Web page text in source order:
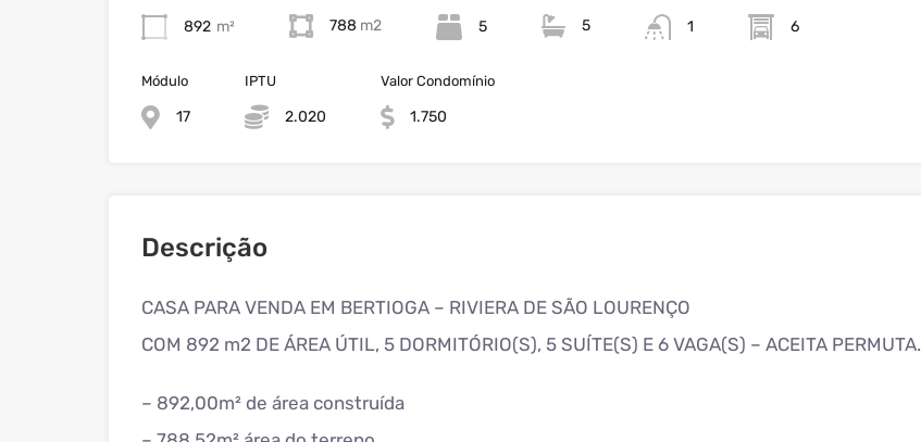
5 1 6
892 m² 788 5
Módulo
17
IPTU
2.020
Valor Condomínio
1.750
Descrição
CASA PARA VENDA EM BERTIOGA – RIVIERA DE SÃO LOURENÇO
COM 892 m2 DE ÁREA ÚTIL, 5 DORMITÓRIO(S), 5 SUÍTE(S) E 6 VAGA(S) – ACEITA PERMUTA.
– 892,00m² de área construída